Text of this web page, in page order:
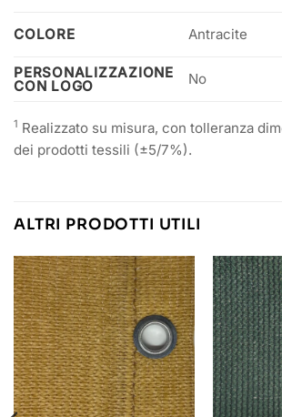
COLORE Antracite
PERSONALIZZAZIONE
CON LOGO No
1 Realizzato su misura, con tolleranza
dei prodotti tessili (±5/7%).
ALTRI PRODOTTI UTILI